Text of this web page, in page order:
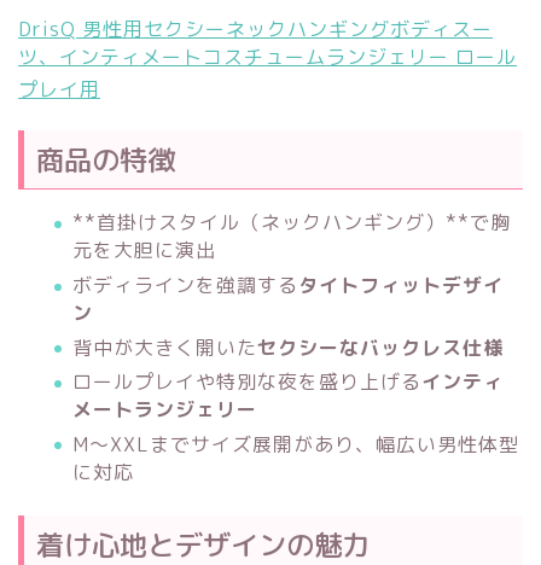
DrisQ 男性用セクシーネックハンギングボディスー
ツ、インティメートコスチュームランジェリー ロール
プレイ用
商品の特徴
**首掛けスタイル（ネックハンギング）**で胸
元を大胆に演出
ボディラインを強調する タイトフィットデザイ
ン
背中が大きく開いたセクシーなバックレス仕様
ロールプレイや特別な夜を盛り上げるインティ
メートランジェリー
M〜XXLまでサイズ展開があり、幅広い男性体型
に対応
着け心地とデザインの魅力